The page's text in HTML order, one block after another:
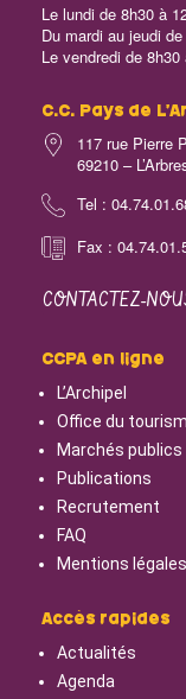
Le lundi de 8h30 à
Du mardi au jeudi
Le vendredi de
C.C. Pays de
117 rue Pierre
69210 –
Tel :
Fax :
CONTACTEZ-
CCPA en ligne
L’Archipel
Office du
Marchés publics
Publications
Recrutement
FAQ
Mentions légales
Accès rapides
Actualités
Agenda